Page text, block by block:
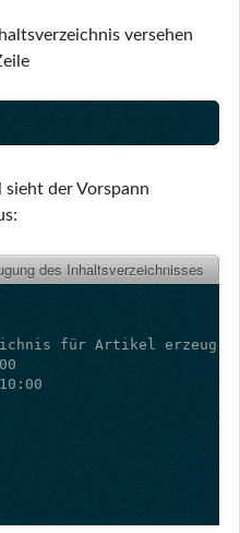
versehen
der Vorspann
des Inhaltsverzeichnisses